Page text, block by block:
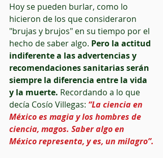
Hoy se pueden burlar, como lo
hicieron de los que consideraron
"brujas y brujos" en su tiempo por el
hecho de saber algo. Pero la actitud
indiferente a las advertencias y
recomendaciones sanitarias serán
siempre la diferencia entre la vida
y la muerte. Recordando a lo que
decía Cosío Villegas: “La ciencia en
México es magia y los hombres de
ciencia, magos. Saber algo en
México representa, y es, un milagro”.